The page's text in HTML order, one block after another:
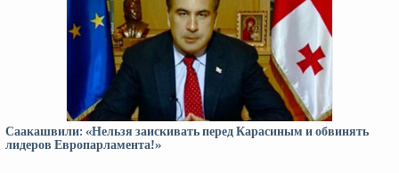
Саакашвили: «Нельзя заискивать перед Карасиным и обвинять
лидеров Европарламента!»